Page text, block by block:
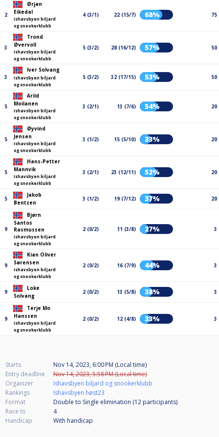
2
Ørjan
Eikedal
Ishavsbyen biljard
og snookerklubb
4 (3/1) 22 (15/7) 68% 75
3
Trond
Øvervoll
Ishavsbyen biljard
og snookerklubb
5 (3/2) 28 (16/12) 57% 50
3
Iver Solvang
Ishavsbyen biljard
og snookerklubb
5 (3/2) 32 (17/15) 53% 50
5
Arild
Moilanen
Ishavsbyen biljard
og snookerklubb
3 (2/1) 13 (7/6) 54% 20
5
Øyvind
Jensen
Ishavsbyen biljard
og snookerklubb
3 (1/2) 15 (5/10) 33% 20
5
Hans-Petter
Mannvik
Ishavsbyen biljard
og snookerklubb
3 (2/1) 23 (12/11) 52% 20
5
Jakob
Bentzen
3 (1/2) 19 (7/12) 37% 20
9
Bjørn
Santos
Rasmussen
Ishavsbyen biljard
og snookerklubb
2 (0/2) 11 (3/8) 27% 3
9
Kian Oliver
Sørensen
Ishavsbyen biljard
og snookerklubb
2 (0/2) 16 (7/9) 44% 3
9
Loke
Solvang
2 (0/2) 13 (5/8) 38% 3
9
Terje Mo
Hanssen
Ishavsbyen biljard
og snookerklubb
2 (0/2) 12 (4/8) 33% 3
Starts
Nov 14, 2023, 6:00 PM (Local time)
Entry deadline
Nov 14, 2023, 5:58 PM (Local time)
Organizer
Ishavsbyen biljard og snookerklubb
Rankings
Ishavsbyen høst23
Format
Double to Single elimination (12 participants)
Race to
4
Handicap
With handicap